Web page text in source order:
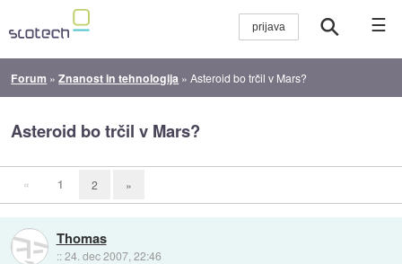
☰
Forum »Znanost in tehnologija »Asteroid bo trčil v Mars?
Asteroid bo trčil v Mars?
« 1 2 »
Thomas
::24. dec 2007, 22:46